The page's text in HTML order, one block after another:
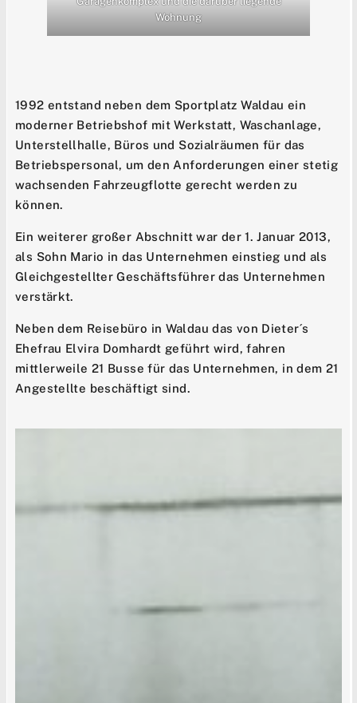
Wohnung
1992 entstand neben dem Sportplatz Waldau ein
moderner Betriebshof mit Werkstatt, Waschanlage,
Unterstellhalle, Büros und Sozialräumen für das
Betriebspersonal, um den Anforderungen einer stetig
wachsenden Fahrzeugflotte gerecht werden zu
können.
Ein weiterer großer Abschnitt war der 1. Januar 2013,
als Sohn Mario in das Unternehmen einstieg und als
Gleichgestellter Geschäftsführer das Unternehmen
verstärkt.
Neben dem Reisebüro in Waldau das von Dieter´s
Ehefrau Elvira Domhardt geführt wird, fahren
mittlerweile 21 Busse für das Unternehmen, in dem 21
Angestellte beschäftigt sind.